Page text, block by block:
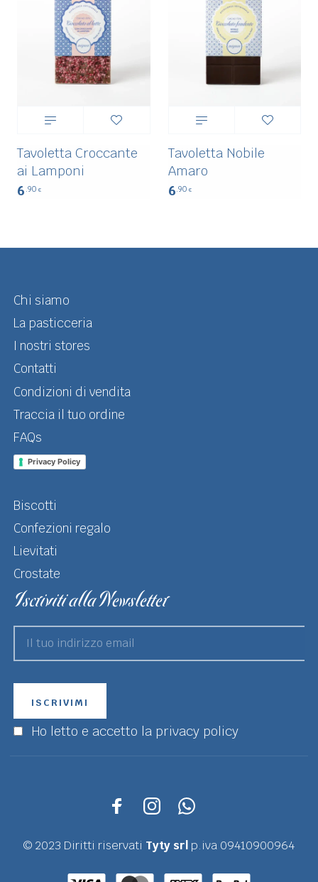
Tavoletta Croccante
ai Lamponi
6 .90 €
Tavoletta Nobile
Amaro
6 .90€
Chi siamo
La pasticceria
I nostri stores
Contatti
Condizioni di vendita
Traccia il tuo ordine
FAQs
Privacy Policy
Biscotti
Confezioni regalo
Lievitati
Crostate
Iscriviti alla Newsletter
Ho letto e accetto la privacy policy
© 2023 Diritti riservati Tyty srl p.iva 09410900964